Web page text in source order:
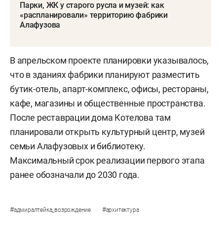
Парки, ЖК у старого русла и музей: как
«распланировали» территорию фабрики
Алафузова
В апрельском проекте планировки указывалось,
что в зданиях фабрики планируют разместить
бутик-отель, апарт-комплекс, офисы, рестораны,
кафе, магазины и общественные пространства.
После реставрации дома Котелова там
планировали открыть культурный центр, музей
семьи Алафузовых и библиотеку.
Максимальный срок реализации первого этапа
ранее обозначали до 2030 года.
#адмиралтейка_возрождение #архитектура